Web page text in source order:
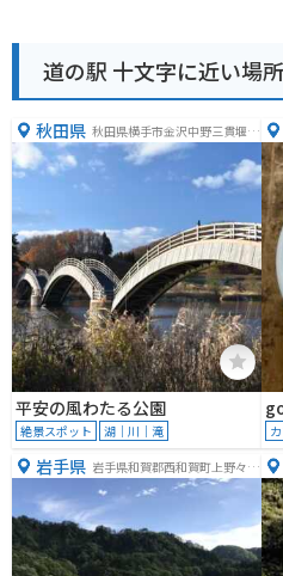
道の駅 十文字に近い場所
秋田県 秋田県横手市金沢中野三貫堰地
内
平安の風わたる公園
絶景スポット 湖｜川｜滝
岩手県 岩手県和賀郡西和賀町上野々３